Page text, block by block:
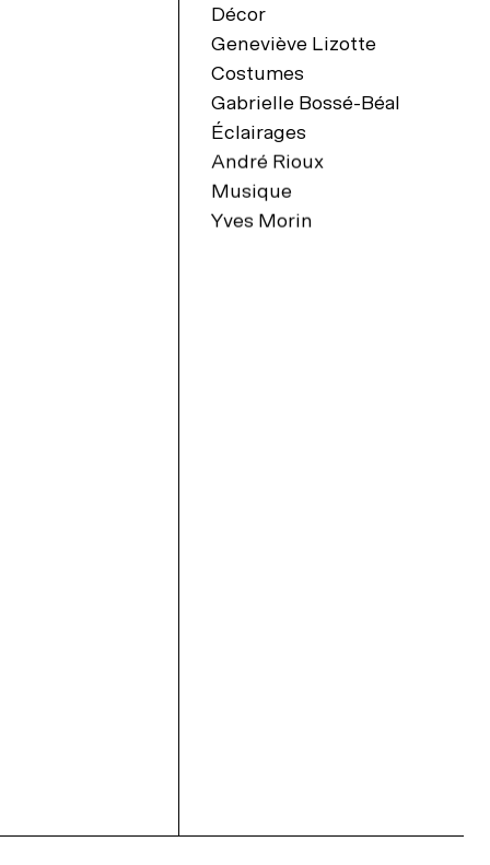
Décor
Geneviève Lizotte
Costumes
Gabrielle Bossé-Béal
Éclairages
André Rioux
Musique
Yves Morin